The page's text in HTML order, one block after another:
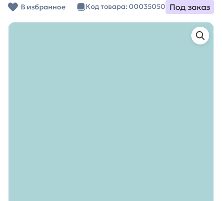
В избранное Код товара: 00035050 Под заказ